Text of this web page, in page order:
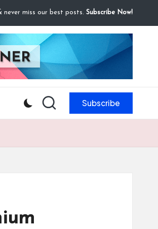
never miss our best posts. Subscribe Now!
Subscribe